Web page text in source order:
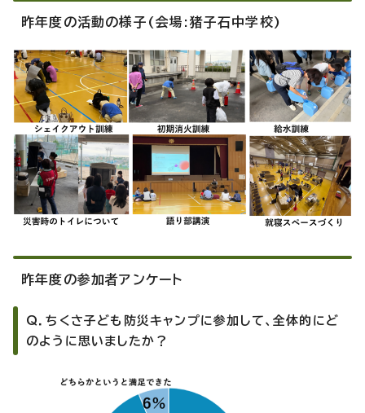
昨年度の活動の様子(会場:猪子石中学校)
昨年度の参加者アンケート
Q．ちくさ子ども防災キャンプに参加して、全体的にど
のように思いましたか？